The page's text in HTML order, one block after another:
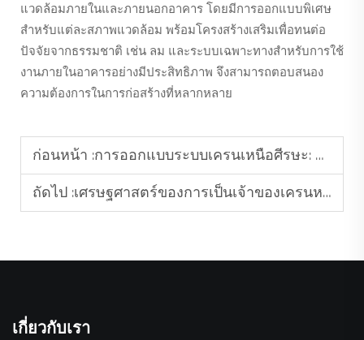
แวดล้อมภายในและภายนอกอาคาร โดยมีการออกแบบพิเศษ
สำหรับแต่ละสภาพแวดล้อม พร้อมโครงสร้างเสริมเพื่อทนต่อ
ปัจจัยจากธรรมชาติ เช่น ลม และระบบเฉพาะทางสำหรับการใช้
งานภายในอาคารอย่างมีประสิทธิภาพ จึงสามารถตอบสนอง
ความต้องการในการก่อสร้างที่หลากหลาย
ก่อนหน้า :การออกแบบระบบเครนเหนือศีรษะ: พิจารณาเรื่องช่วงความกว้าง ความจุ และทางวิ่ง
ถัดไป :เศรษฐศาสตร์ของการเป็นเจ้าของเครนหอคอย: การซื้อเทียบกับการเช่าสำหรับโครงการระยะยาว
เกี่ยวกับเรา